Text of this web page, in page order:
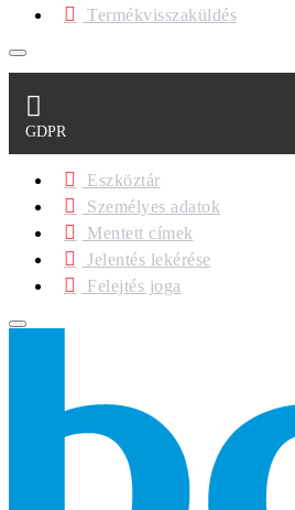
Termékvisszaküldés
GDPR
Eszköztár
Személyes adatok
Mentett címek
Jelentés lekérése
Felejtés joga